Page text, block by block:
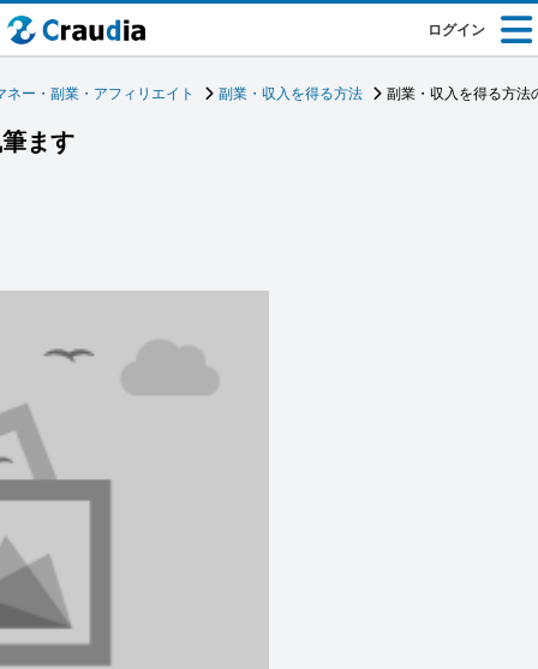
ログイン
ネー・副業・アフィリエイト 副業・収入を得る方法 副業・収入を得る方法
ます